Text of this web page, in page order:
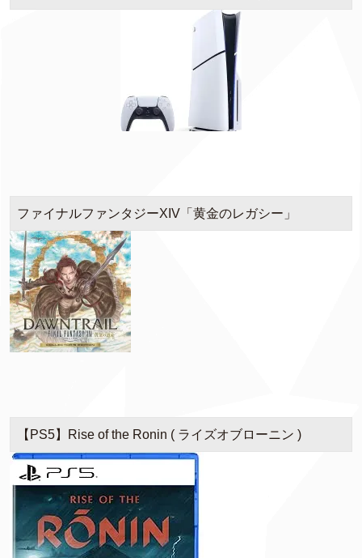
ファイナルファンタジーXIV「黄金のレガシー」
【PS5】Rise of the Ronin ( ライズオブローニン )